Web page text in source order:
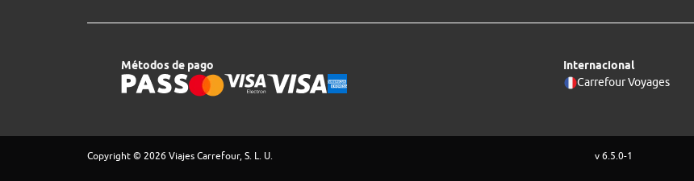
Métodos de pago
Internacional
Carrefour Voyages
Copyright © 2026 Viajes Carrefour, S. L. U. v 6.5.0-1